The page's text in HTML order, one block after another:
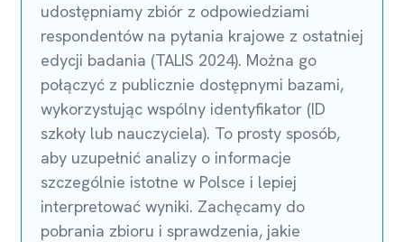
udostępniamy zbiór z odpowiedziami
respondentów na pytania krajowe z ostatniej
edycji badania (TALIS 2024). Można go
połączyć z publicznie dostępnymi bazami,
wykorzystując wspólny identyfikator (ID
szkoły lub nauczyciela). To prosty sposób,
aby uzupełnić analizy o informacje
szczególnie istotne w Polsce i lepiej
interpretować wyniki. Zachęcamy do
pobrania zbioru i sprawdzenia, jakie